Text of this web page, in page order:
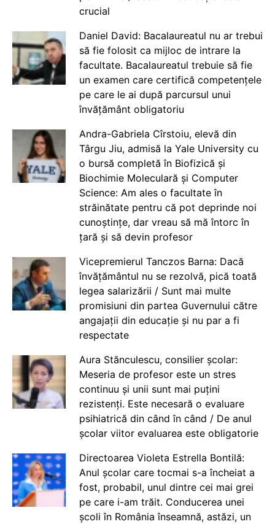
crucial
Daniel David: Bacalaureatul nu ar trebui
să fie folosit ca mijloc de intrare la
facultate. Bacalaureatul trebuie să fie
un examen care certifică competențele
pe care le ai după parcursul unui
învățământ obligatoriu
Andra-Gabriela Cîrstoiu, elevă din
Târgu Jiu, admisă la Yale University cu
o bursă completă în Biofizică și
Biochimie Moleculară și Computer
Science: Am ales o facultate în
străinătate pentru că pot deprinde noi
cunoștințe, dar vreau să mă întorc în
țară și să devin profesor
Vicepremierul Tanczos Barna: Dacă
învățământul nu se rezolvă, pică toată
legea salarizării / Sunt mai multe
promisiuni din partea Guvernului către
angajații din educație și nu par a fi
respectate
Aura Stănculescu, consilier școlar:
Meseria de profesor este un stres
continuu și unii sunt mai puțini
rezistenți. Este necesară o evaluare
psihiatrică din când în când / De anul
școlar viitor evaluarea este obligatorie
Directoarea Violeta Estrella Bontilă:
Anul școlar care tocmai s-a încheiat a
fost, probabil, unul dintre cei mai grei
pe care i-am trăit. Conducerea unei
școli în România înseamnă, astăzi, un